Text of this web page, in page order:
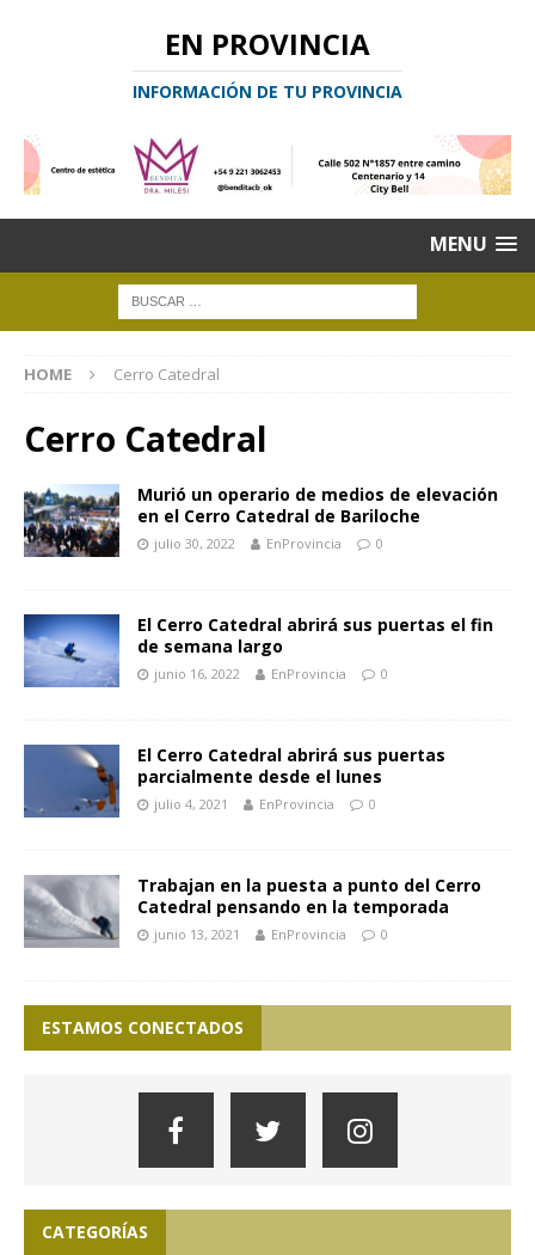
EN PROVINCIA
INFORMACIÓN DE TU PROVINCIA
MENU
HOME Cerro Catedral
Cerro Catedral
Murió un operario de medios de elevación
en el Cerro Catedral de Bariloche
julio 30, 2022 EnProvincia 0
El Cerro Catedral abrirá sus puertas el fin
de semana largo
junio 16, 2022 EnProvincia 0
El Cerro Catedral abrirá sus puertas
parcialmente desde el lunes
julio 4, 2021 EnProvincia 0
Trabajan en la puesta a punto del Cerro
Catedral pensando en la temporada
junio 13, 2021 EnProvincia 0
ESTAMOS CONECTADOS
CATEGORÍAS